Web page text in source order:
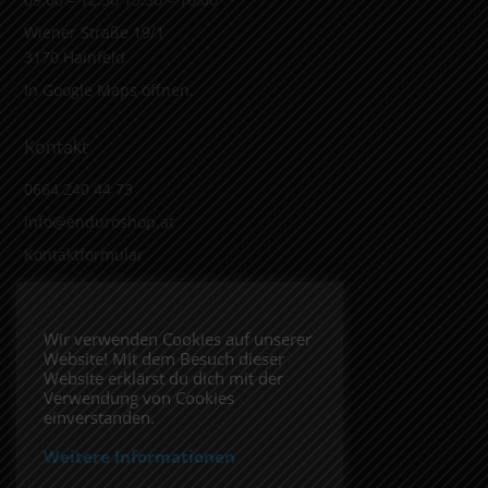
Wiener Straße 19/1
3170 Hainfeld
In Google Maps öffnen.
Kontakt
0664 240 44 73
info@enduroshop.at
Kontaktformular
Impressum
Datenschutzerklärung
Folge uns
Wir verwenden Cookies auf unserer
Website! Mit dem Besuch dieser
Website erklärst du dich mit der
Verwendung von Cookies
einverstanden.
Weitere Informationen